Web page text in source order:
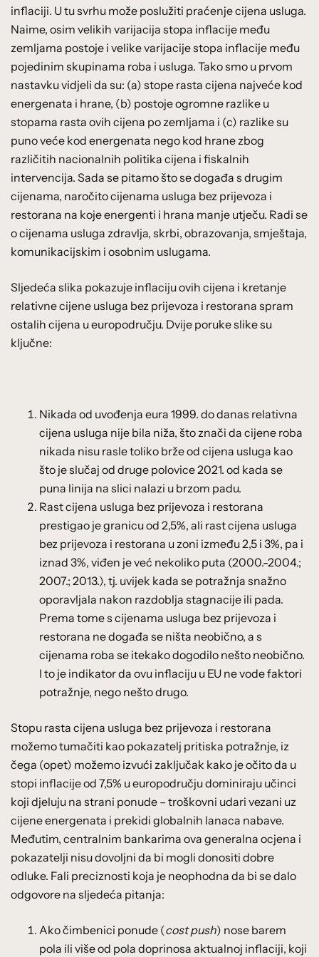
inflaciji. U tu svrhu može poslužiti praćenje cijena usluga.
Naime, osim velikih varijacija stopa inflacije među
zemljama postoje i velike varijacije stopa inflacije među
pojedinim skupinama roba i usluga. Tako smo u prvom
nastavku vidjeli da su: (a) stope rasta cijena najveće kod
energenata i hrane, (b) postoje ogromne razlike u
stopama rasta ovih cijena po zemljama i (c) razlike su
puno veće kod energenata nego kod hrane zbog
različitih nacionalnih politika cijena i fiskalnih
intervencija. Sada se pitamo što se događa s drugim
cijenama, naročito cijenama usluga bez prijevoza i
restorana na koje energenti i hrana manje utječu. Radi se
o cijenama usluga zdravlja, skrbi, obrazovanja, smještaja,
komunikacijskim i osobnim uslugama.
Sljedeća slika pokazuje inflaciju ovih cijena i kretanje
relativne cijene usluga bez prijevoza i restorana spram
ostalih cijena u europodručju. Dvije poruke slike su
ključne:
Nikada od uvođenja eura 1999. do danas relativna
cijena usluga nije bila niža, što znači da cijene roba
nikada nisu rasle toliko brže od cijena usluga kao
što je slučaj od druge polovice 2021. od kada se
puna linija na slici nalazi u brzom padu.
Rast cijena usluga bez prijevoza i restorana
prestigao je granicu od 2,5%, ali rast cijena usluga
bez prijevoza i restorana u zoni između 2,5 i 3%, pa i
iznad 3%, viđen je već nekoliko puta (2000.-2004.;
2007.; 2013.), tj. uvijek kada se potražnja snažno
oporavljala nakon razdoblja stagnacije ili pada.
Prema tome s cijenama usluga bez prijevoza i
restorana ne događa se ništa neobično, a s
cijenama roba se itekako dogodilo nešto neobično.
I to je indikator da ovu inflaciju u EU ne vode faktori
potražnje, nego nešto drugo.
Stopu rasta cijena usluga bez prijevoza i restorana
možemo tumačiti kao pokazatelj pritiska potražnje, iz
čega (opet) možemo izvući zaključak kako je očito da u
stopi inflacije od 7,5% u europodručju dominiraju učinci
koji djeluju na strani ponude – troškovni udari vezani uz
cijene energenata i prekidi globalnih lanaca nabave.
Međutim, centralnim bankarima ova generalna ocjena i
pokazatelji nisu dovoljni da bi mogli donositi dobre
odluke. Fali preciznosti koja je neophodna da bi se dalo
odgovore na sljedeća pitanja:
Ako čimbenici ponude (cost push) nose barem
pola ili više od pola doprinosa aktualnoj inflaciji, koji